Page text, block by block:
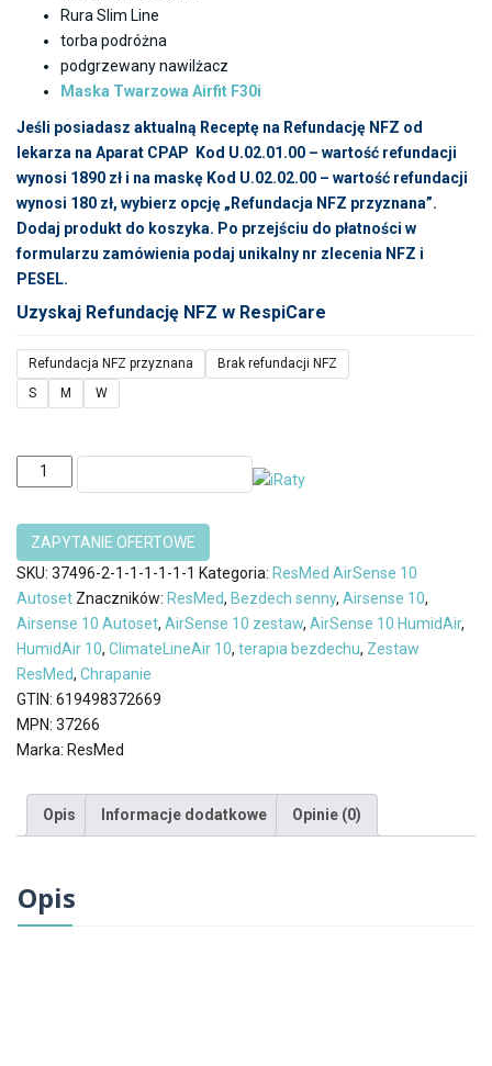
Rura Slim Line
torba podróżna
podgrzewany nawilżacz
Maska Twarzowa Airfit F30i
Jeśli posiadasz aktualną Receptę na Refundację NFZ od
lekarza na Aparat CPAP Kod U.02.01.00 – wartość refundacji
wynosi 1890 zł i na maskę Kod U.02.02.00 – wartość refundacji
wynosi 180 zł, wybierz opcję „Refundacja NFZ przyznana”.
Dodaj produkt do koszyka. Po przejściu do płatności w
formularzu zamówienia podaj unikalny nr zlecenia NFZ i
PESEL.
Uzyskaj Refundację NFZ w RespiCare
Refundacja NFZ przyznana
Brak refundacji NFZ
S
M W
ilość
ResMed
10
AutoSet
AutoCPAP
z
Nawilżaczem
Maska
AirFit
F30i
SKU: 37496-2-1-1-1-1-1-1 Kategoria: ResMed AirSense 10
Autoset Znaczników: ResMed, Bezdech senny, Airsense 10,
Airsense 10 Autoset, AirSense 10 zestaw, AirSense 10 HumidAir,
HumidAir 10, ClimateLineAir 10, terapia bezdechu, Zestaw
ResMed, Chrapanie
GTIN: 619498372669
MPN: 37266
Marka: ResMed
Opis Informacje dodatkowe Opinie (0)
Opis